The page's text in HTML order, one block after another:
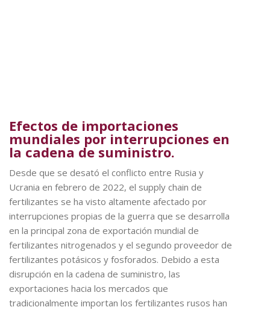
Efectos de importaciones
mundiales por interrupciones en
la cadena de suministro.
Desde que se desató el conflicto entre Rusia y
Ucrania en febrero de 2022, el supply chain de
fertilizantes se ha visto altamente afectado por
interrupciones propias de la guerra que se desarrolla
en la principal zona de exportación mundial de
fertilizantes nitrogenados y el segundo proveedor de
fertilizantes potásicos y fosforados. Debido a esta
disrupción en la cadena de suministro, las
exportaciones hacia los mercados que
tradicionalmente importan los fertilizantes rusos han